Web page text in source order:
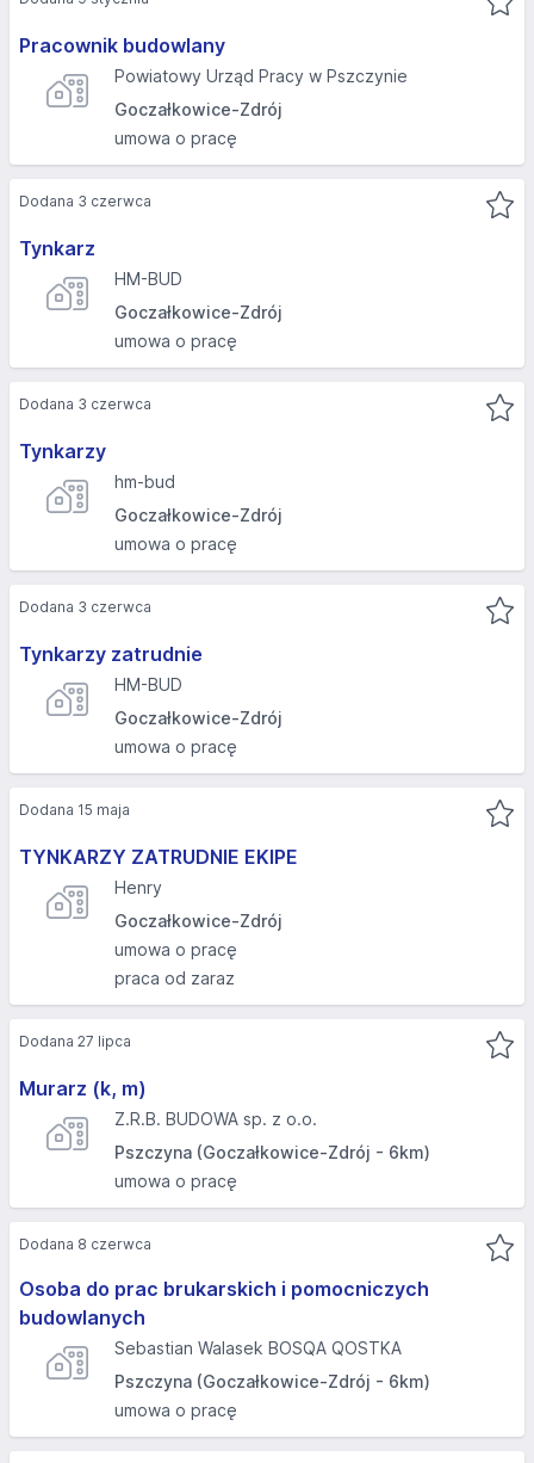
Pracownik budowlany
Powiatowy Urząd Pracy w Pszczynie
Goczałkowice-Zdrój
umowa o pracę
Tynkarz
HM-BUD
Goczałkowice-Zdrój
umowa o pracę
Dodana 3 czerwca
Tynkarzy
hm-bud
Goczałkowice-Zdrój
umowa o pracę
Dodana 3 czerwca
Tynkarzy zatrudnie
HM-BUD
Goczałkowice-Zdrój
umowa o pracę
Dodana 3 czerwca
TYNKARZY ZATRUDNIE EKIPE
Henry
Goczałkowice-Zdrój
umowa o pracę
praca od zaraz
Dodana 15 maja
Murarz (k, m)
Z.R.B. BUDOWA sp. z o.o.
Pszczyna (Goczałkowice-Zdrój - 6km)
umowa o pracę
Dodana 27 lipca
Osoba do prac brukarskich i pomocniczych
budowlanych
Sebastian Walasek BOSQA QOSTKA
Pszczyna (Goczałkowice-Zdrój - 6km)
umowa o pracę
Dodana 8 czerwca